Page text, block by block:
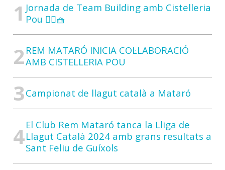
Jornada de Team Building amb Cistelleria
Pou 🚣‍♀️🧺
REM MATARÓ INICIA COL·LABORACIÓ
AMB CISTELLERIA POU
Campionat de llagut català a Mataró
El Club Rem Mataró tanca la Lliga de
Llagut Català 2024 amb grans resultats a
Sant Feliu de Guíxols